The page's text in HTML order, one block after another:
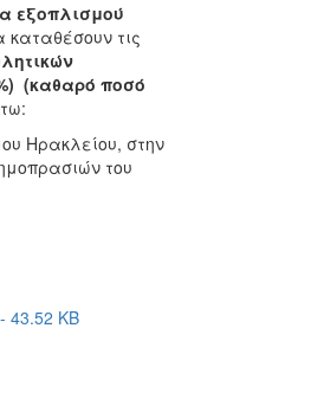
εξοπλισμού
τις
(καθαρό ποσό
Ηρακλείου, στην
του
KB